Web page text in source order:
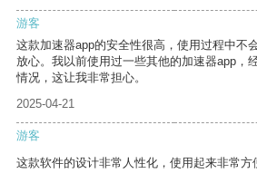
游客
这款加速器app的安全性很高，使用过程中不
放心。我以前使用过一些其他的加速器app，
情况，这让我非常担心。
2025-04-21
游客
这款软件的设计非常人性化，使用起来非常方